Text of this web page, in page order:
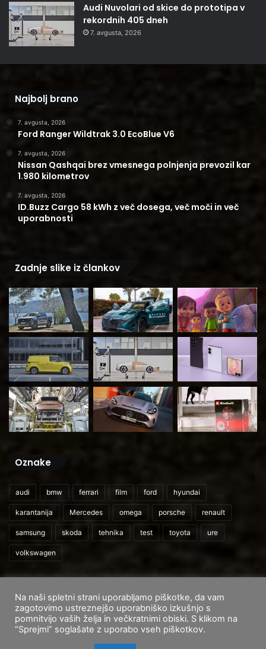
Audi Nuvolari od skice do prototipa v
rekordnih 405 dneh
7. avgusta, 2026
Najbolj brano
7. avgusta, 2026
Ford Ranger Wildtrak 3.0 EcoBlue V6
7. avgusta, 2026
Nissan Qashqai brez vmesnega polnjenja prevozil kar
1.980 kilometrov
7. avgusta, 2026
ID.Buzz Cargo 58 kWh z več dosega, več moči in več
uporabnosti
Zadnje slike iz člankov
Oznake
audi bmw ferrari film ford hyundai
karantanija Mercedes omega porsche renault
samsung skoda tehnika test toyota ure
volkswagen
© 2026
CarAndUser.com
Domov
O nas Cenik storitev Pogoji uporabe
Na naši spletni strani uporabljamo piškotke, da vam
zagotovimo ustreznejšo uporabniško izkušnjo s
pomnitvijo vaših želja in večkratnimi obiski. S klikom na
“Sprejmi” soglašate z uporabo vseh piškotkov.